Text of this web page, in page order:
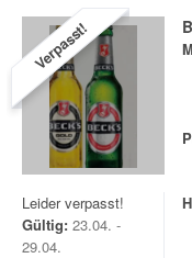
Verpasst!
Leider verpasst!
Gültig: 23.04. -
29.04.